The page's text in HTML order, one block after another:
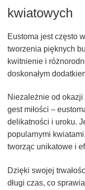
kwiatowych
Eustoma jest często
tworzenia pięknych
kwitnienie i
doskonałym
Niezależnie od okazji
gest miłości –
delikatności i uroku.
popularnymi
tworząc unikatowe i
Dzięki swojej
długi czas, co